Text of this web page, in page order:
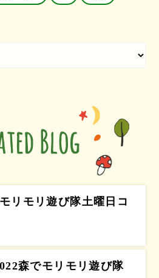
リモリ遊び隊土曜日コ
森でモリモリ遊び隊